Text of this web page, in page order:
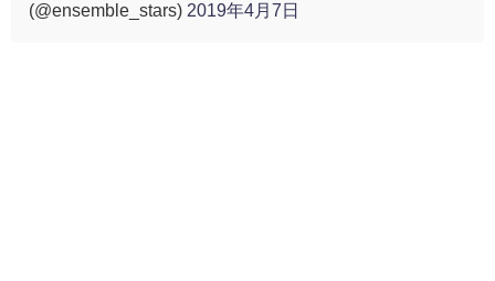
(@ensemble_stars) 2019年4月7日